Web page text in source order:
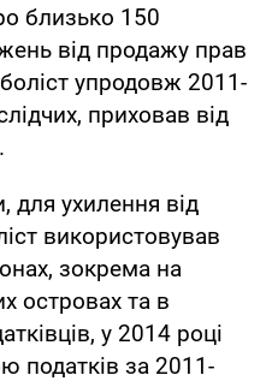
близько 150
від продажу прав
упродовж 2011-
приховав від
для ухилення від
використовував
зокрема на
островах та в
у 2014 році
податків за 2011-